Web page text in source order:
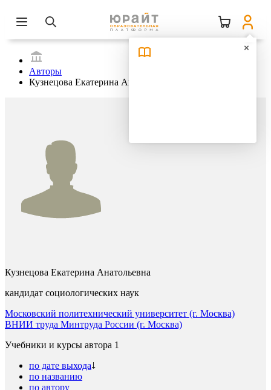
Авторы
Кузнецова Екатерина Анатольевна
Кузнецова Екатерина Анатольевна
кандидат социологических наук
Московский политехнический университет (г. Москва)
ВНИИ труда Минтруда России (г. Москва)
Учебники и курсы автора 1
по дате выхода
по названию
по автору